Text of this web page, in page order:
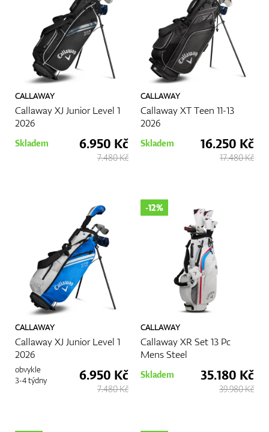
CALLAWAY
Callaway XJ Junior Level 1
2026
Skladem 6.950 Kč
7.480 Kč
CALLAWAY
Callaway XT Teen 11-13
2026
Skladem 16.250 Kč
17.480 Kč
CALLAWAY
Callaway XJ Junior Level 1
2026
obvykle
3-4 týdny
6.950 Kč
7.480 Kč
CALLAWAY
Callaway XR Set 13 Pc
Mens Steel
-12%
Skladem 35.180 Kč
39.980 Kč